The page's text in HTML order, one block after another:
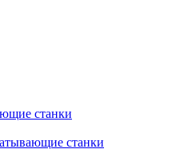
станки
станки